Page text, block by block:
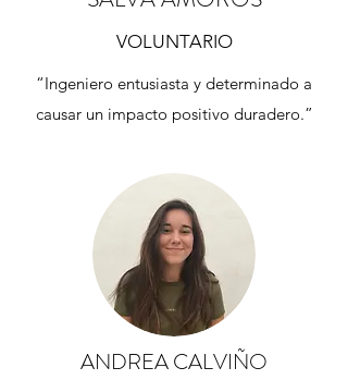
VOLUNTARIO
“Ingeniero entusiasta y determinado a
causar un impacto positivo duradero.”
ANDREA CALVIÑO